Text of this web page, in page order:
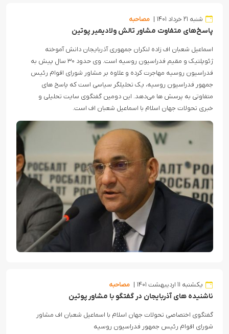
شنبه ۲۱ خرداد ۱۴۰۱ مصاحبه
پاسخ‌های متفاوت مشاور تالش ولادیمیر پوتین
اسماعیل شعبان اف زاده لنکران جمهوری آذربایجان دانش آموخته
ژئوپلتیک و مقیم فدراسیون روسیه است. وی حدود ۳۰ سال پیش به
فدراسیون روسیه مهاجرت کرده و علاوه بر مشاور شورای اقوام رئیس
جمهور فدراسیون روسیه، یک تحلیلگر سیاسی است که پاسخ های
متفاوتی به پرسش ها می‌دهد. این دومین گفتگوی سایت تحلیلی و
خبری تحولات جهان اسلام با اسماعیل شعبان اف است.
یکشنبه ۱۱ اردیبهشت ۱۴۰۱ مصاحبه
ناشنیده های آذربایجان در گفتگو با مشاور پوتین
گفتگوی اختصاصی تحولات جهان اسلام با اسماعیل شعبان اف مشاور
شورای اقوام رئیس جمهور فدراسیون روسیه